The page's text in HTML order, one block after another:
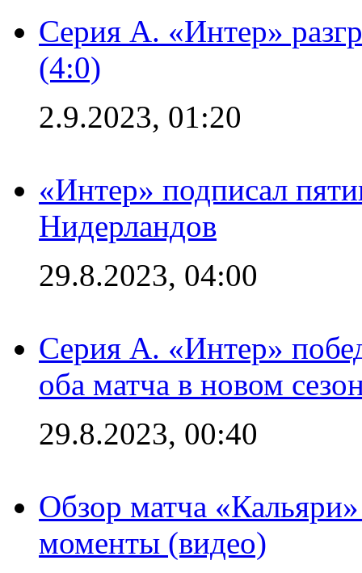
Серия А. «Интер»
(4:0)
2.9.2023, 01:20
«Интер» подписал
Нидерландов
29.8.2023, 04:00
Серия А. «Интер»
оба матча в новом
29.8.2023, 00:40
Обзор матча
моменты (видео)